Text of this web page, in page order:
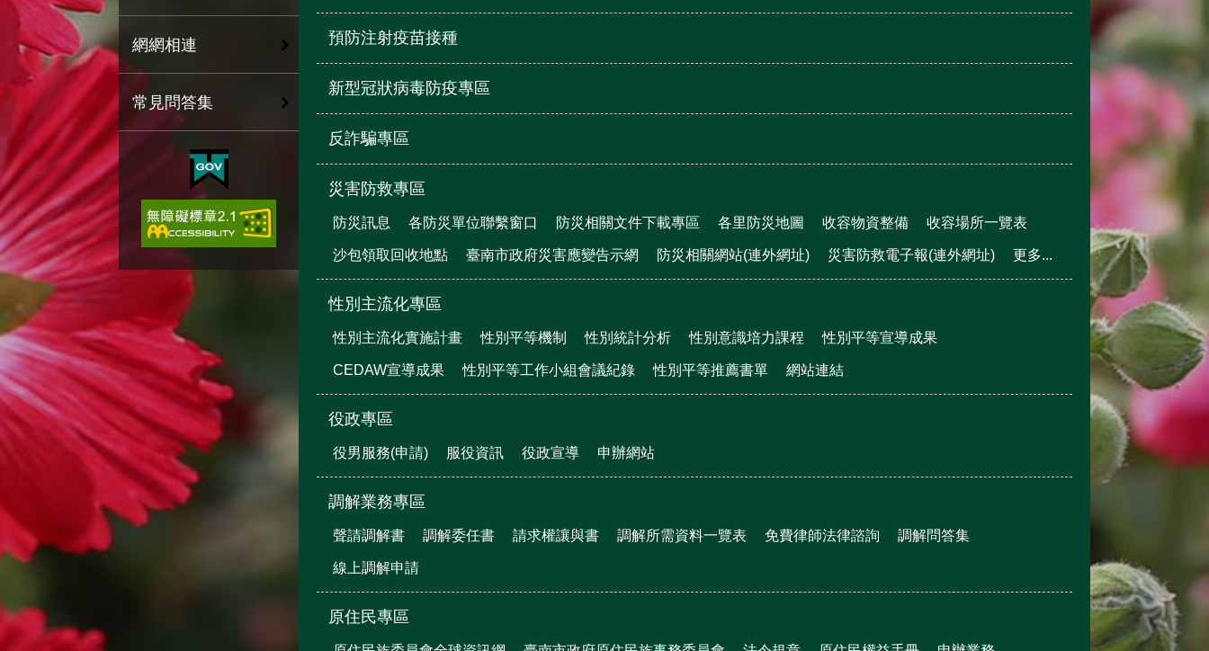
網網相連
常見問答集
預防注射疫苗接種
新型冠狀病毒防疫專區
反詐騙專區
災害防救專區
防災訊息 各防災單位聯繫窗口 防災相關文件下載專區 各里防災地圖 收容物資整備 收容場所一覽表
沙包領取回收地點 臺南市政府災害應變告示網 防災相關網站(連外網址) 災害防救電子報(連外網址) 更多...
性別主流化專區
性別主流化實施計畫 性別平等機制 性別統計分析 性別意識培力課程 性別平等宣導成果
CEDAW宣導成果 性別平等工作小組會議紀錄 性別平等推薦書單 網站連結
役政專區
役男服務(申請) 服役資訊 役政宣導 申辦網站
調解業務專區
聲請調解書 調解委任書 請求權讓與書 調解所需資料一覽表 免費律師法律諮詢 調解問答集
線上調解申請
原住民專區